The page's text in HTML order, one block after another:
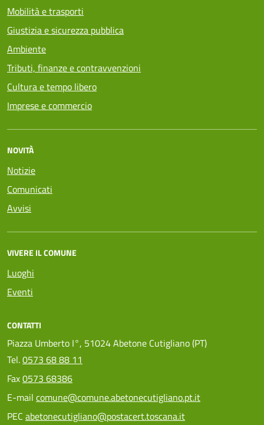
Mobilità e trasporti
Giustizia e sicurezza pubblica
Ambiente
Tributi, finanze e contravvenzioni
Cultura e tempo libero
Imprese e commercio
NOVITÀ
Notizie
Comunicati
Avvisi
VIVERE IL COMUNE
Luoghi
Eventi
CONTATTI
Piazza Umberto I°, 51024 Abetone Cutigliano (PT)
Tel.0573 68 88 11
Fax0573 68386
E-mail comune@comune.abetonecutigliano.pt.it
PEC abetonecutigliano@postacert.toscana.it